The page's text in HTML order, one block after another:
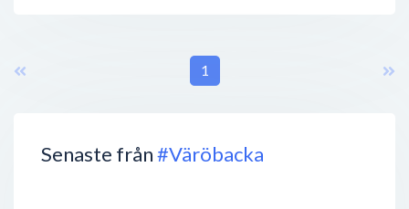
Senaste från#Väröbacka
1